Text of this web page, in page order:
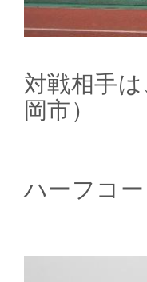
対戦相手
岡市）
ハーフコ